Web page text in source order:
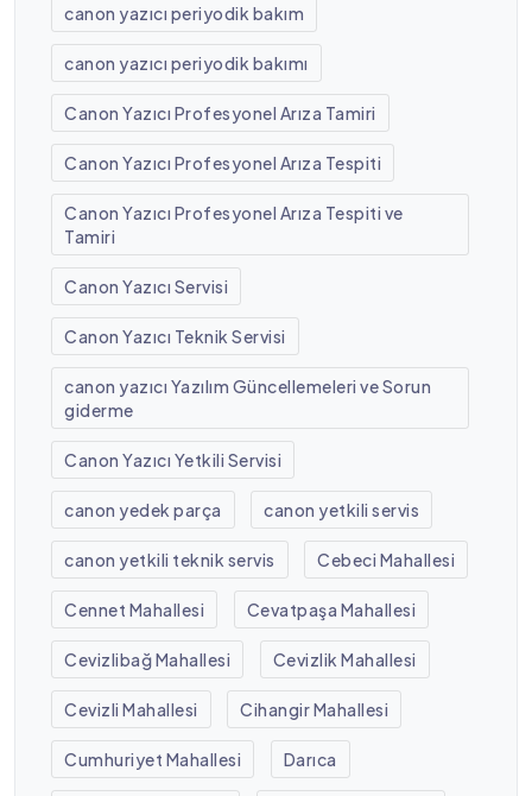
canon yazıcı periyodik bakım
canon yazıcı periyodik bakımı
Canon Yazıcı Profesyonel Arıza Tamiri
Canon Yazıcı Profesyonel Arıza Tespiti
Canon Yazıcı Profesyonel Arıza Tespiti ve
Tamiri
Canon Yazıcı Servisi
Canon Yazıcı Teknik Servisi
canon yazıcı Yazılım Güncellemeleri ve Sorun
giderme
Canon Yazıcı Yetkili Servisi
canon yedek parça canon yetkili servis
canon yetkili teknik servis Cebeci Mahallesi
Cennet Mahallesi Cevatpaşa Mahallesi
Cevizlibağ Mahallesi Cevizlik Mahallesi
Cevizli Mahallesi Cihangir Mahallesi
Cumhuriyet Mahallesi Darıca